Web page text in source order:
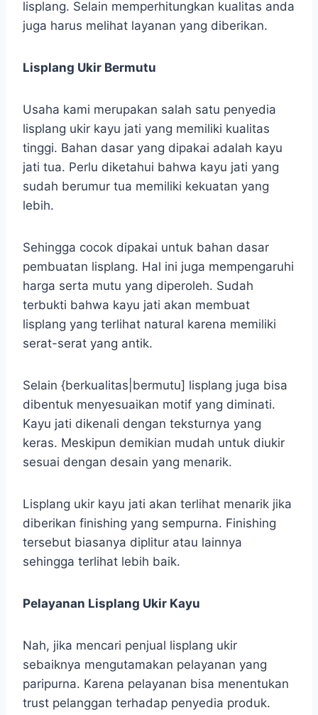
lisplang. Selain memperhitungkan kualitas anda
juga harus melihat layanan yang diberikan.
Lisplang Ukir Bermutu
Usaha kami merupakan salah satu penyedia
lisplang ukir kayu jati yang memiliki kualitas
tinggi. Bahan dasar yang dipakai adalah kayu
jati tua. Perlu diketahui bahwa kayu jati yang
sudah berumur tua memiliki kekuatan yang
lebih.
Sehingga cocok dipakai untuk bahan dasar
pembuatan lisplang. Hal ini juga mempengaruhi
harga serta mutu yang diperoleh. Sudah
terbukti bahwa kayu jati akan membuat
lisplang yang terlihat natural karena memiliki
serat-serat yang antik.
Selain {berkualitas|bermutu] lisplang juga bisa
dibentuk menyesuaikan motif yang diminati.
Kayu jati dikenali dengan teksturnya yang
keras. Meskipun demikian mudah untuk diukir
sesuai dengan desain yang menarik.
Lisplang ukir kayu jati akan terlihat menarik jika
diberikan finishing yang sempurna. Finishing
tersebut biasanya diplitur atau lainnya
sehingga terlihat lebih baik.
Pelayanan Lisplang Ukir Kayu
Nah, jika mencari penjual lisplang ukir
sebaiknya mengutamakan pelayanan yang
paripurna. Karena pelayanan bisa menentukan
trust pelanggan terhadap penyedia produk.